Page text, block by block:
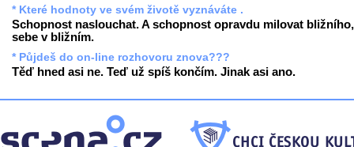
* Které hodnoty ve svém životě vyznáváte .
Schopnost naslouchat. A schopnost opravdu milovat
sebe v bližním.
* Půjdeš do on-line rozhovoru znova???
Těď hned asi ne. Teď už spíš končím. Jinak asi ano.